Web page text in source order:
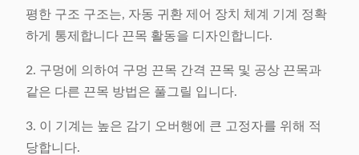
평한 구조 구조는, 자동 귀환 제어 장치 체계 기계 정확
하게 통제합니다 끈목 활동을 디자인합니다.
2. 구멍에 의하여 구멍 끈목 간격 끈목 및 공상 끈목과
같은 다른 끈목 방법은 풀그릴 입니다.
3. 이 기계는 높은 감기 오버행에 큰 고정자를 위해 적
당합니다.